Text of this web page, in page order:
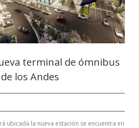
terminal de ómnibus
los Andes
ubicada la nueva estación se encuentra en